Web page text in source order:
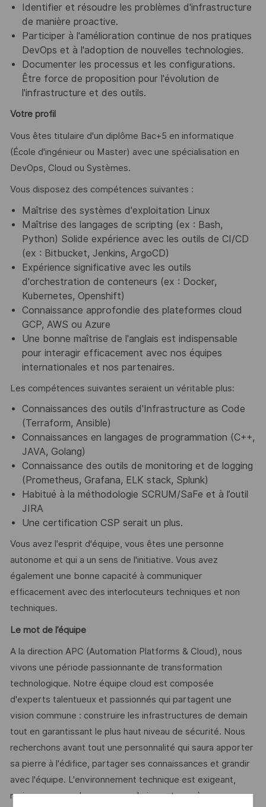
Identifier et résoudre les problèmes d'infrastructure
de manière proactive.
Participer à l'amélioration continue de nos pratiques
DevOps et à l'adoption de nouvelles technologies.
Documenter les processus et les configurations.
Être force de proposition pour l'évolution de
l'infrastructure et des outils.
Votre profil
Vous êtes titulaire d'un diplôme Bac+5 en informatique
(École d'ingénieur ou Master) avec une spécialisation en
DevOps, Cloud ou Systèmes.
Vous disposez des compétences suivantes :
Maîtrise des systèmes d'exploitation Linux
Maîtrise des langages de scripting (ex : Bash,
Python) Solide expérience avec les outils de CI/CD
(ex : Bitbucket, Jenkins, ArgoCD)
Expérience significative avec les outils
d'orchestration de conteneurs (ex : Docker,
Kubernetes, Openshift)
Connaissance approfondie des plateformes cloud
GCP, AWS ou Azure
Une bonne maîtrise de l'anglais est indispensable
pour interagir efficacement avec nos équipes
internationales et nos partenaires.
Les compétences suivantes seraient un véritable plus:
Connaissances des outils d'Infrastructure as Code
(Terraform, Ansible)
Connaissances en langages de programmation (C++,
JAVA, Golang)
Connaissance des outils de monitoring et de logging
(Prometheus, Grafana, ELK stack, Splunk)
Habitué à la méthodologie SCRUM/SaFe et à l’outil
JIRA
Une certification CSP serait un plus.
Vous avez l'esprit d'équipe, vous êtes une personne
autonome et qui a un sens de l'initiative. Vous avez
également une bonne capacité à communiquer
efficacement avec des interlocuteurs techniques et non
techniques.
Le mot de l’équipe
A la direction APC (Automation Platforms & Cloud), nous
vivons une période passionnante de transformation
technologique. Notre équipe cloud est composée
d'experts talentueux et passionnés qui partagent une
vision commune : construire les infrastructures de demain
tout en garantissant le plus haut niveau de sécurité. Nous
recherchons avant tout une personnalité qui saura apporter
sa pierre à l'édifice, partager ses connaissances et grandir
avec l'équipe. L'environnement technique est exigeant,
mais nous accordons une grande importance à